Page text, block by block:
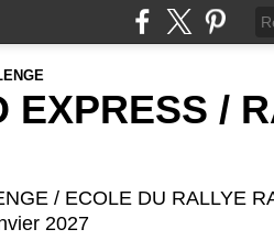
EXPRESS /
/ ECOLE DU RALLYE
2027